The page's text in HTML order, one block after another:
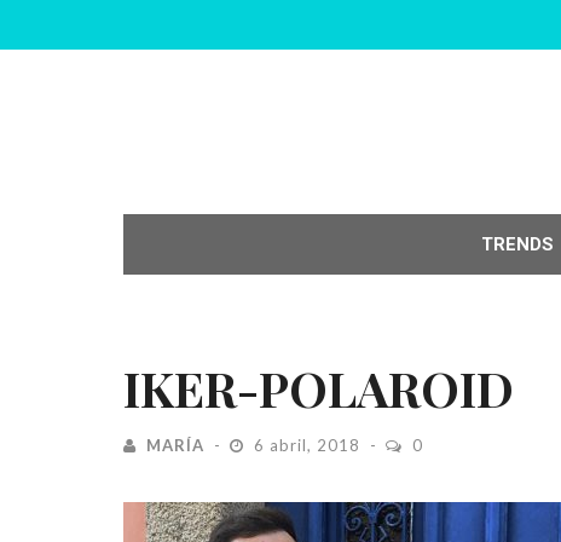
TRENDS
IKER-POLAROID
MARÍA 6 abril, 2018 0